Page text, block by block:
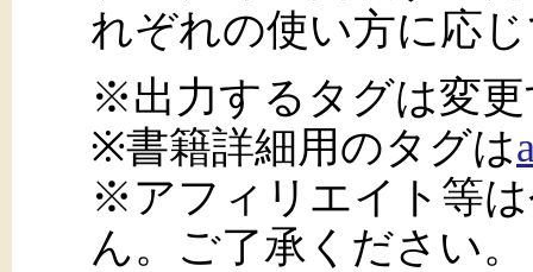
れぞれの使い方に応
※出力するタグは変
※書籍詳細用のタグは
※アフィリエイト等
ん。ご了承ください。